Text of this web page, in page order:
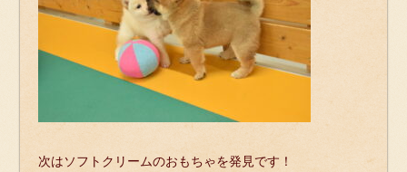
次はソフトクリームのおもちゃを発見です！